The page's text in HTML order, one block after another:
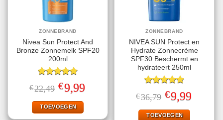
ZONNEBRAND
Nivea Sun Protect And
Bronze Zonnemelk SPF20
200ml
Gewaardeerd
4.78uit 5
€22,49 Oorspronkelijke
prijs
was:
€22,49.
€9,99Huidige
prijs
TOEVOEGEN
ZONNEBRAND
NIVEA SUN Protect en
Hydrate Zonnecrème
SPF30 Beschermt en
hydrateert 250ml
Gewaardeerd
4.78uit 5
€36,79 Oorspronkelijke
prijs
was:
€36,79.
€9,99Huidige
prijs
TOEVOEGEN